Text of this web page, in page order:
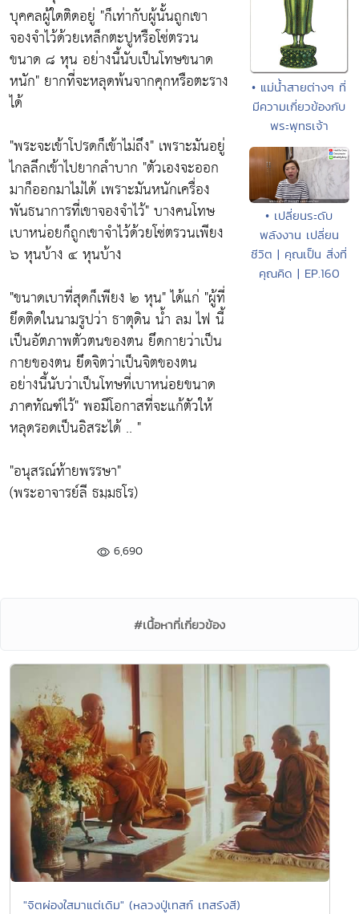
บุคคลผู้ใดติดอยู่ "ก็เท่ากับผู้นั้นถูกเขา
จองจำไว้ด้วยเหล็กตะปูหรือโซ่ตรวน
ขนาด ๘ หุน อย่างนี้นับเป็นโทษขนาด
หนัก" ยากที่จะหลุดพ้นจากคุกหรือตะราง
ได้
"พระจะเข้าโปรดก็เข้าไม่ถึง" เพราะมันอยู่
ไกลลึกเข้าไปยากลำบาก "ตัวเองจะออก
มาก็ออกมาไม่ได้ เพราะมันหนักเครื่อง
พันธนาการที่เขาจองจำไว้"บางคนโทษ
เบาหน่อยก็ถูกเขาจำไว้ด้วยโซ่ตรวนเพียง
๖ หุนบ้าง ๔ หุนบ้าง
"ขนาดเบาที่สุดก็เพียง ๒ หุน"ได้แก่ "ผู้ที่
ยึดติดในนามรูปว่า ธาตุดิน น้ำ ลม ไฟ นี้
เป็นอัตภาพตัวตนของตน ยึดกายว่าเป็น
กายของตน ยึดจิตว่าเป็นจิตของตน
อย่างนี้นับว่าเป็นโทษที่เบาหน่อยขนาด
ภาคทัณฑ์ไว้"พอมีโอกาสที่จะแก้ตัวให้
หลุดรอดเป็นอิสระได้ .. "
"อนุสรณ์ท้ายพรรษา"
(พระอาจารย์ลี ธมฺมธโร)
6,690
• แม่น้ำสายต่างๆ ที่
มีความเกี่ยวข้องกับ
พระพุทธเจ้า
• เปลี่ยนระดับ
พลังงาน เปลี่ยน
ชีวิต | คุณเป็น สิ่งที่
คุณคิด | EP.160
#เนื้อหาที่เกี่ยวข้อง
"จิตผ่องใสมาแต่เดิม" (หลวงปู่เทสก์ เทสรังสี)